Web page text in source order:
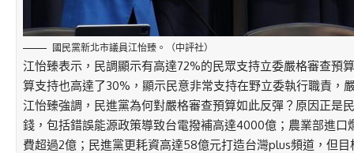
國民黨新北市議員江怡臻。（中評社）
江怡臻表示，民調顯示有高達72%的民眾支持立委嚴格審查預
算支持也高達了30%，顯示民意非常支持在野立委執行職責，
江怡臻強調，民進黨為何對嚴格審查預算如此反彈？原因正是
錢，包括錯誤能源政策導致台電撥補高達4000億；農業部進
費超過2億；民進黨更耗資高達58億元打造台灣plus頻道，但